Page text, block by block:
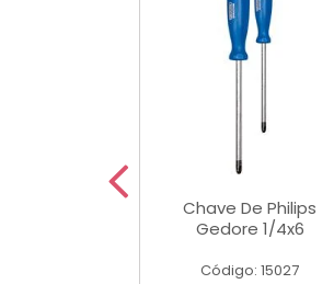
Chave De Philips
Gedore 1/4x6
Código: 15027